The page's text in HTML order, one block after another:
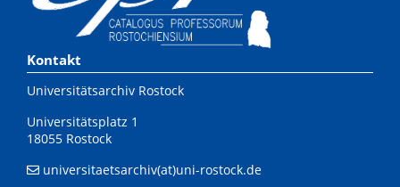
Kontakt
Universitätsarchiv Rostock
Universitätsplatz 1
18055 Rostock
universitaetsarchiv(at)uni-rostock.de